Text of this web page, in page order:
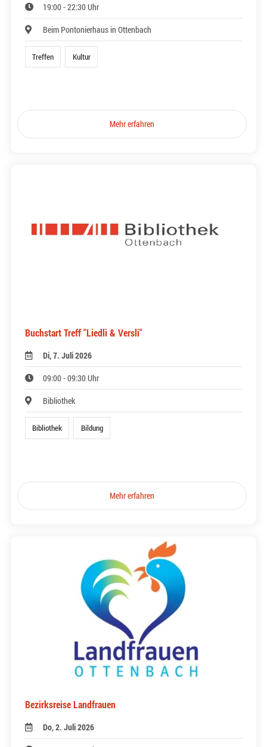
19:00 - 22:30 Uhr
Beim Pontonierhaus in Ottenbach
Treffen Kultur
Mehr erfahren
Buchstart Treff "Liedli & Versli"
Di, 7. Juli 2026
09:00 - 09:30 Uhr
Bibliothek
Bibliothek Bildung
Mehr erfahren
Bezirksreise Landfrauen
Do, 2. Juli 2026